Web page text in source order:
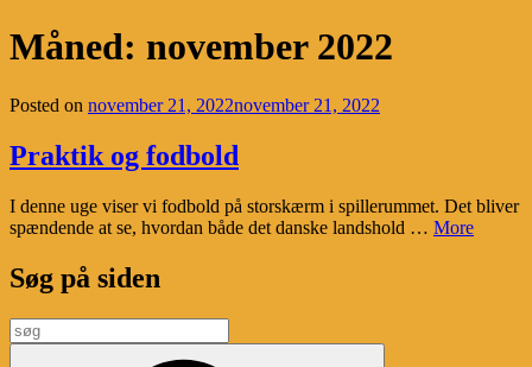
Måned: november 2022
Posted on november 21, 2022november 21, 2022
Praktik og fodbold
I denne uge viser vi fodbold på storskærm i spillerummet. Det bliver
spændende at se, hvordan både det danske landshold … MorePraktik
Søg på siden
Search
for: